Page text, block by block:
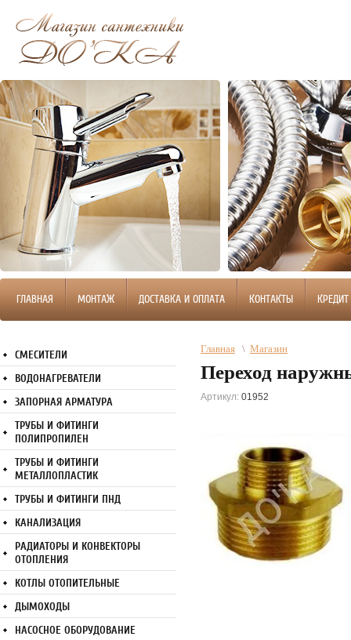
ГЛАВНАЯ МОНТАЖ ДОСТАВКА И ОПЛАТА КОНТАКТЫ КРЕДИТ
Главная \ Магазин
Переход
Артикул: 01952
СМЕСИТЕЛИ
ВОДОНАГРЕВАТЕЛИ
ЗАПОРНАЯ АРМАТУРА
ТРУБЫ И ФИТИНГИ
ПОЛИПРОПИЛЕН
ТРУБЫ И ФИТИНГИ
МЕТАЛЛОПЛАСТИК
ТРУБЫ И ФИТИНГИ ПНД
КАНАЛИЗАЦИЯ
РАДИАТОРЫ И КОНВЕКТОРЫ
ОТОПЛЕНИЯ
КОТЛЫ ОТОПИТЕЛЬНЫЕ
ДЫМОХОДЫ
НАСОСНОЕ ОБОРУДОВАНИЕ